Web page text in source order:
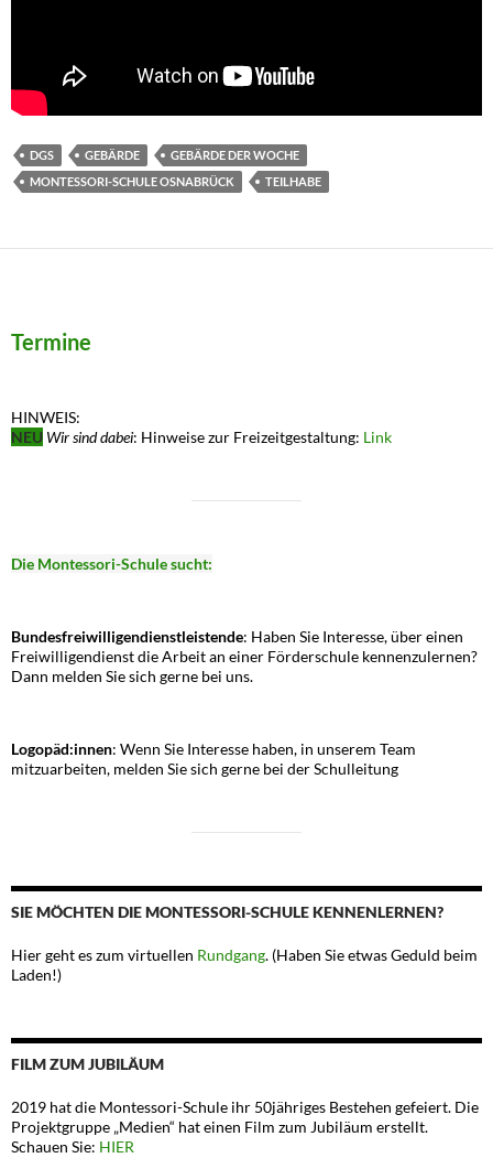
DGS GEBÄRDE
GEBÄRDE DER WOCHE
MONTESSORI-SCHULE OSNABRÜCK
TEILHABE
Termine
HINWEIS:
NEU Wir sind dabei: Hinweise zur Freizeitgestaltung: Link
Die Montessori-Schule sucht:
Bundesfreiwilligendienstleistende: Haben Sie Interesse, über einen
Freiwilligendienst die Arbeit an einer Förderschule kennenzulernen?
Dann melden Sie sich gerne bei uns.
Logopäd:innen: Wenn Sie Interesse haben, in unserem Team
mitzuarbeiten, melden Sie sich gerne bei der Schulleitung
SIE MÖCHTEN DIE MONTESSORI-SCHULE KENNENLERNEN?
Hier geht es zum virtuellen Rundgang. (Haben Sie etwas Geduld beim
Laden!)
FILM ZUM JUBILÄUM
2019 hat die Montessori-Schule ihr 50jähriges Bestehen gefeiert. Die
Projektgruppe „Medien“ hat einen Film zum Jubiläum erstellt.
Schauen Sie: HIER